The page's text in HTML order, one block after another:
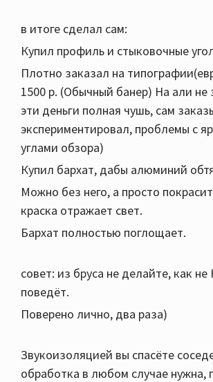
в итоге сделал сам:
Купил профиль и стыковочные
Плотно заказал на
1500 р. (Обычный банер) На али не
эти деньги полная чушь, сам
экспериментировал, проблемы с
углами обзора)
Купил бархат, дабы алюминий
Можно без него, а просто
краска отражает свет.
Бархат полностью поглощает.
совет: из бруса не делайте, как не
поведёт.
Поверено лично, два раза)
Звукоизоляцией вы спасёте
обработка в любом случае нужна,